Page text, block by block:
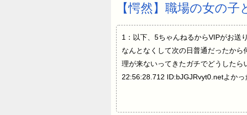
【愕然】職場の女の
1：以下、5ちゃんねるからVIPがお送
なんとなくして次の日普通だったか
理が来ないってきたガチでどうした
22:56:28.712 ID:bJGJRvyt0.netよかっ